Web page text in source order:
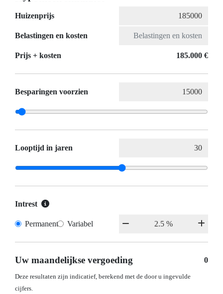
Huizenprijs
Belastingen en kosten
Prijs + kosten 185.000 €
Besparingen voorzien
Looptijd in jaren
Intrest
Permanent Variabel
Uw maandelijkse vergoeding 0
Deze resultaten zijn indicatief, berekend met de door u ingevulde
cijfers.